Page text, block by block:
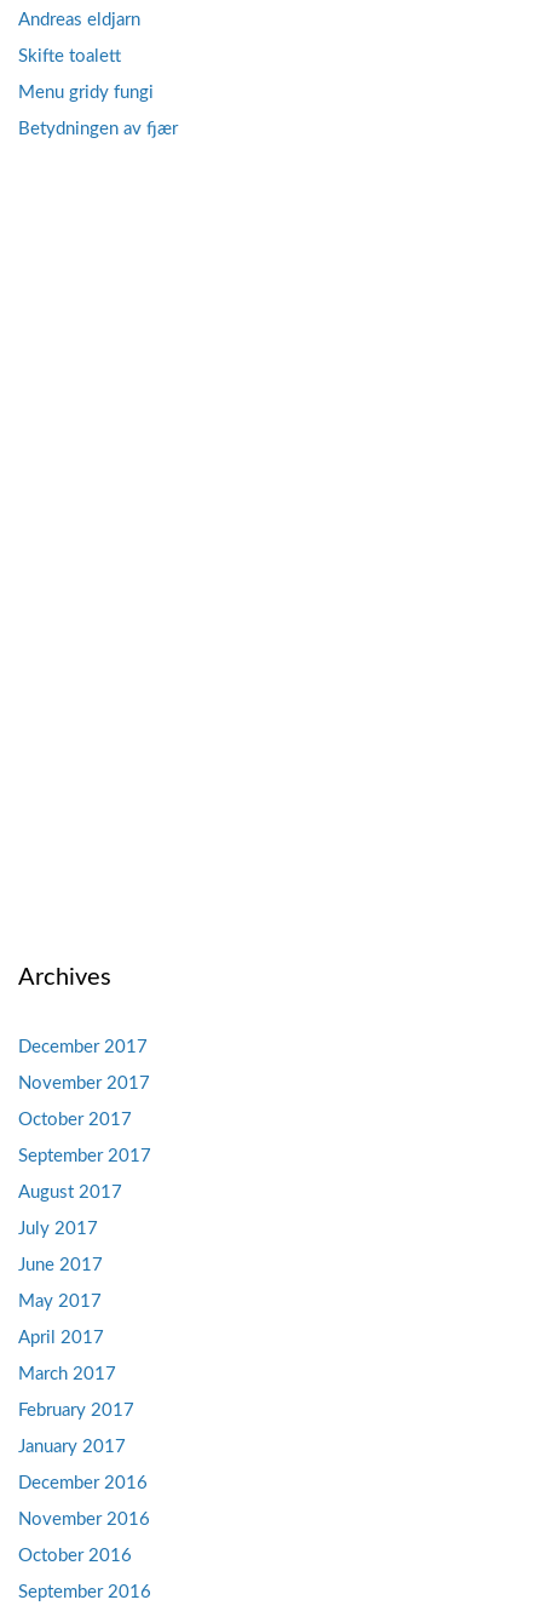
Andreas eldjarn
Skifte toalett
Menu gridy fungi
Betydningen av fjær
Archives
December 2017
November 2017
October 2017
September 2017
August 2017
July 2017
June 2017
May 2017
April 2017
March 2017
February 2017
January 2017
December 2016
November 2016
October 2016
September 2016